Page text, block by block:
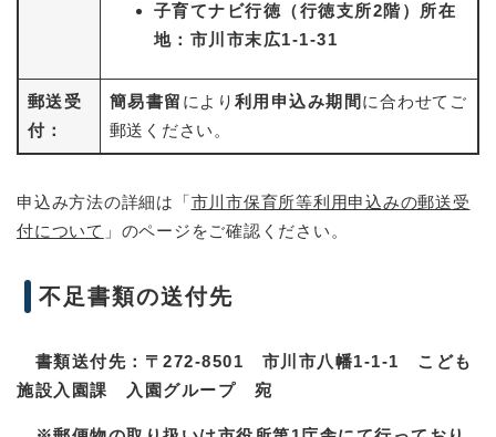
子育てナビ行徳（行徳支所2階）所在
地：市川市末広1-1-31
郵送受
付：
簡易書留 により 利用申込み期間 に合わせてご
郵送ください。
申込み方法の詳細は「市川市保育所等利用申込みの郵送受
付について 」のページをご確認ください。
不足書類の送付先
書類送付先：〒272-8501 市川市八幡1-1-1 こども
施設入園課 入園グループ 宛